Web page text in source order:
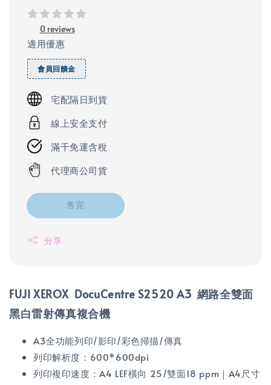
0 reviews
適用優惠
會員回饋金
宅配隔日到貨
線上安全支付
滿千免運含稅
代理商公司貨
售完
分享
FUJI XEROX DocuCentre S2520 A3 網路全雙面
黑白雷射傳真複合機
A3全功能列印/影印/彩色掃描/傳真
列印解析度：600*600dpi
列印複印速度：A4 LEF橫向 25/雙面18 ppm｜A4尺寸